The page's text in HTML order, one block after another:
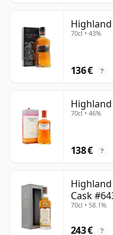
70cl • 43%
136 € ?
70cl • 46%
138 € ?
Cask
70cl • 58.1%
243 € ?